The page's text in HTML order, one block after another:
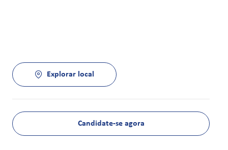
Explorar local
Candidate-se agora